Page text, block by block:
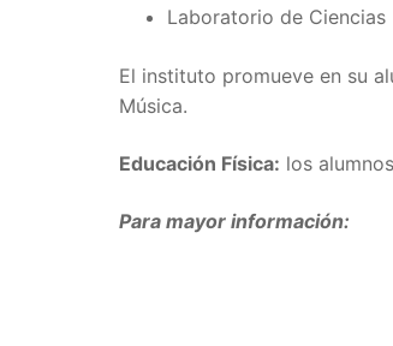
Laboratorio de Ciencias
El instituto promueve en su
Música.
Educación Física: los
Para mayor información: